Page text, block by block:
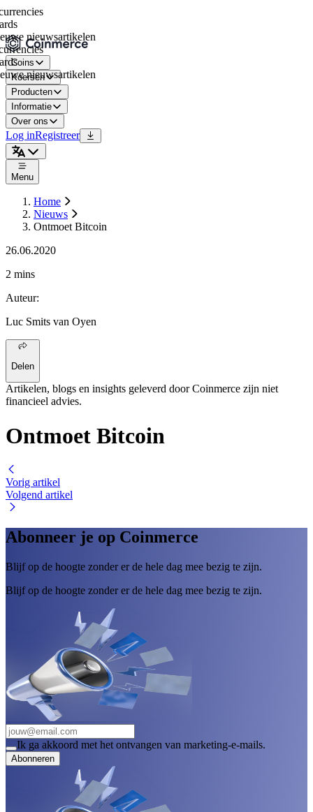
nieuwsartikelen
nieuwsartikelen
Coins
Koersen
Producten
Informatie
Over ons
Log inRegistreer
Menu
Home
Nieuws
Ontmoet Bitcoin
26.06.2020
2 mins
Auteur:
Luc Smits van Oyen
Delen
Artikelen, blogs en insights geleverd door Coinmerce zijn niet
financieel advies.
Ontmoet Bitcoin
Vorig artikel
Volgend artikel
Abonneer je op Coinmerce
Blijf op de hoogte zonder er de hele dag mee bezig te zijn.
Blijf op de hoogte zonder er de hele dag mee bezig te zijn.
Ik ga akkoord met het ontvangen van marketing-e-mails.
Abonneren